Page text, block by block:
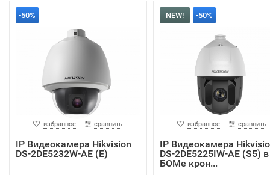
-50%
избранное сравнить
IP Видеокамера Hikvision
DS-2DE5232W-AE (E)
NEW! -50%
избранное сравнить
IP Видеокамера
DS-2DE5225IW-AE (S5) в
БОМе крон...